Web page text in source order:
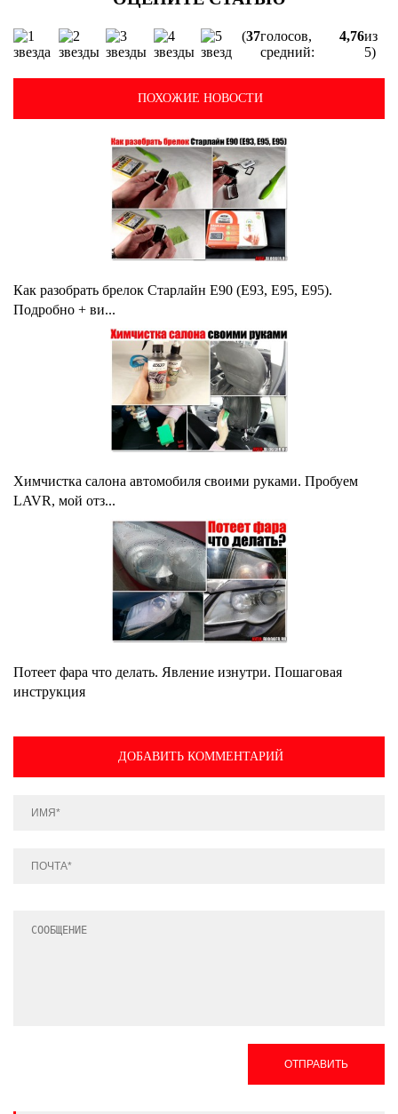
(37голосов,
средний:
4,76из
5)
ПОХОЖИЕ НОВОСТИ
Как разобрать брелок Старлайн E90 (E93, E95, E95).
Подробно + ви...
Химчистка салона автомобиля своими руками. Пробуем
LAVR, мой отз...
Потеет фара что делать. Явление изнутри. Пошаговая
инструкция
ДОБАВИТЬ КОММЕНТАРИЙ
ОТПРАВИТЬ